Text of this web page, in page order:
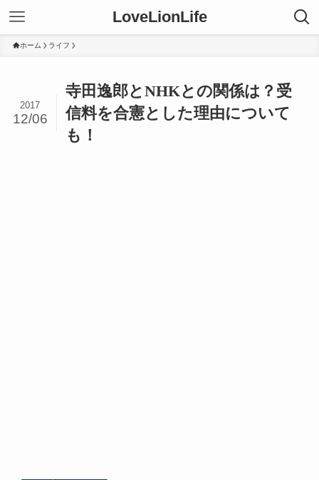
LoveLionLife
ホーム ライフ
寺田逸郎とNHKとの関係は？受
信料を合憲とした理由について
も！
2017
12/06